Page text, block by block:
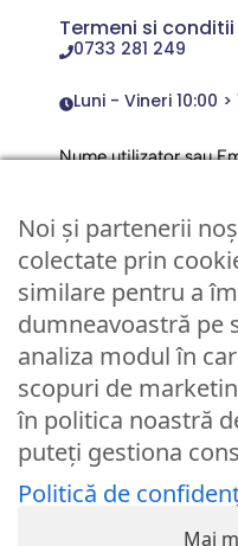
Termeni si conditii
0733 281 249
Luni - Vineri 10:00 >
Nume utilizator sau
Parola
Remember Me
Logare
Lost your password?
© Partybaloane.ro -
Noi și partenerii
colectate prin
similare pentru a
dumneavoastră pe
analiza modul în
scopuri de
în politica noastră
puteți gestiona
Politică de
Mai